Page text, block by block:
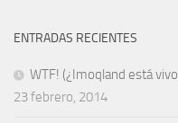
ENTRADAS RECIENTES
WTF! (¿Imoqland está
23 febrero, 2014